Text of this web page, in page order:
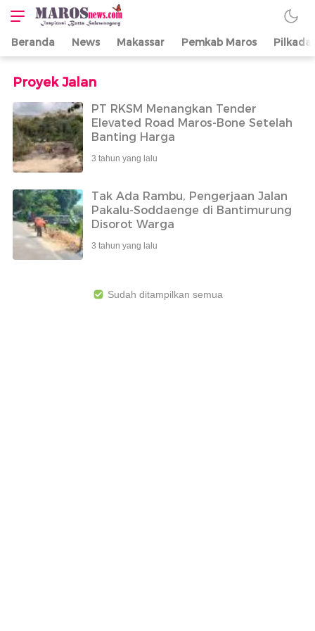
Maros News
Inspirasi Butta
Salewangang
Beranda News Makassar Pemkab Maros Pilkada
Proyek Jalan
PT RKSM Menangkan Tender
Elevated Road Maros-Bone Setelah
Banting Harga
3 tahun yang lalu
Tak Ada Rambu, Pengerjaan Jalan
Pakalu-Soddaenge di Bantimurung
Disorot Warga
3 tahun yang lalu
Sudah ditampilkan semua